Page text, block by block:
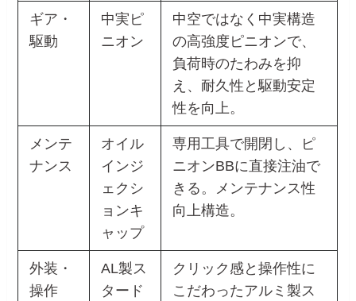
ギア・
駆動
中実ピ
ニオン
中空ではなく中実構造
の高強度ピニオンで、
負荷時のたわみを抑
え、耐久性と駆動安定
性を向上。
メンテ
ナンス
オイル
インジ
ェクシ
ョンキ
ャップ
専用工具で開閉し、ピ
ニオンBBに直接注油で
きる。メンテナンス性
向上構造。
外装・
操作
AL製ス
タード
クリック感と操作性に
こだわったアルミ製ス